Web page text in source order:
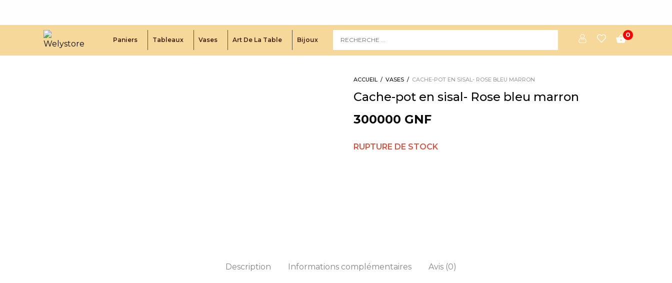
Paniers Tableaux Vases Art De La Table Bijoux
0
ACCUEIL / VASES / CACHE-POT EN SISAL- ROSE BLEU MARRON
Cache-pot en sisal- Rose bleu marron
300000 GNF
RUPTURE DE STOCK
Description Informations complémentaires Avis (0)